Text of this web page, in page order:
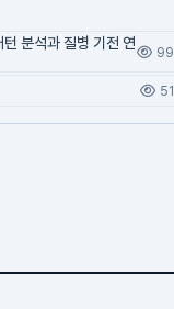
분석과 질병 기전 연
99
51